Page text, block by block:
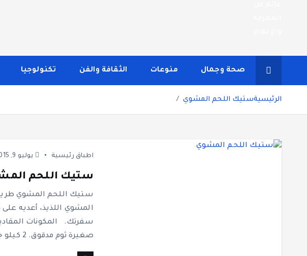
ا
م
ونصائح يومية تركز على أسلوب الحياة الحديث، بالإضافة إلى تغطية مواضيع
مستخدم سلسة
صحة وجمال منوعات الثقافة والفن تكنولوجيا
الرئيسيةستيك اللحم المشوي
اطباق رئيسية يوليو 9, 2015
ستيك اللحم
ستيك اللحم المشوي
المشوي اللذيذ، أعديه
سفرتك. المكونات
صغيرة ثوم مدقوق. 2 كيلو جرام شرائح…